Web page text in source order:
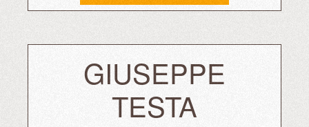
GIUSEPPE
TESTA